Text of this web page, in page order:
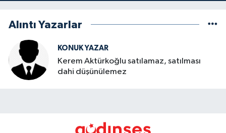
Alıntı Yazarlar
KONUK YAZAR
Kerem Aktürkoğlu satılamaz, satılması
dahi düşünülemez